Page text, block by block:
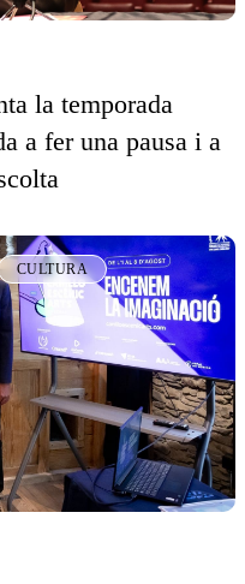
la temporada
a fer una pausa i a
CULTURA